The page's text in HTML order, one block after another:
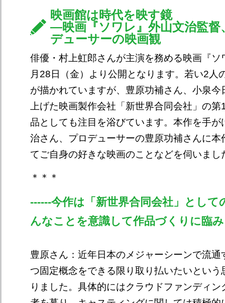
映画館は時代を映す鏡
—映画『ソワレ』外山文治監督
デューサーの映画観
俳優・村上虹郎さんが主演を務める映画『ソ
月28日（金）より公開となります。若い2人
が描かれていますが、豊原功補さん、小泉今
上げた映画製作会社「新世界合同会社」の
品としても注目を浴びています。本作を手が
治さん、プロデューサーの豊原功補さんに本
てご自身の好きな映画のことなどを伺いまし
＊＊＊
------今作は「新世界合同会社」として
んなことを意識して作品づくりに臨
豊原さん：近年日本のメジャーシーンで流通
つ固定概念をできる限り取り払いたいという
りました。具体的にはクラウドファンディ